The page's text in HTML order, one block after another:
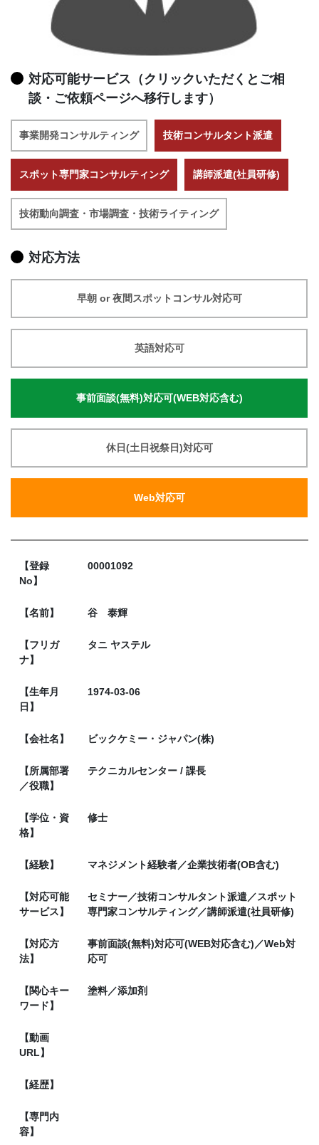
対応可能サービス（クリックいただくとご相
談・ご依頼ページへ移行します）
事業開発コンサルティング 技術コンサルタント派遣
スポット専門家コンサルティング 講師派遣(社員研修)
技術動向調査・市場調査・技術ライティング
対応方法
早朝 or 夜間スポットコンサル対応可
英語対応可
事前面談(無料)対応可(WEB対応含む)
休日(土日祝祭日)対応可
Web対応可
【登録
No】
00001092
【名前】 谷 泰輝
【フリガ
ナ】
タニ ヤステル
【生年月
日】
1974-03-06
【会社名】 ビックケミー・ジャパン(株)
【所属部署
／役職】
テクニカルセンター / 課長
【学位・資
格】
修士
【経験】 マネジメント経験者／企業技術者(OB含む)
【対応可能
サービス】
セミナー／技術コンサルタント派遣／スポット
専門家コンサルティング／講師派遣(社員研修)
【対応方
法】
事前面談(無料)対応可(WEB対応含む)／Web対
応可
【関心キー
ワード】
塗料／添加剤
【動画
URL】
【経歴】
【専門内
容】